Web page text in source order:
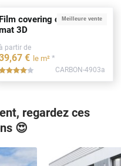
Meilleure vente
Film covering carbone noir
3D
à partir de
,67 € le m² *
***** CARBON-4903a
regardez ces
😍